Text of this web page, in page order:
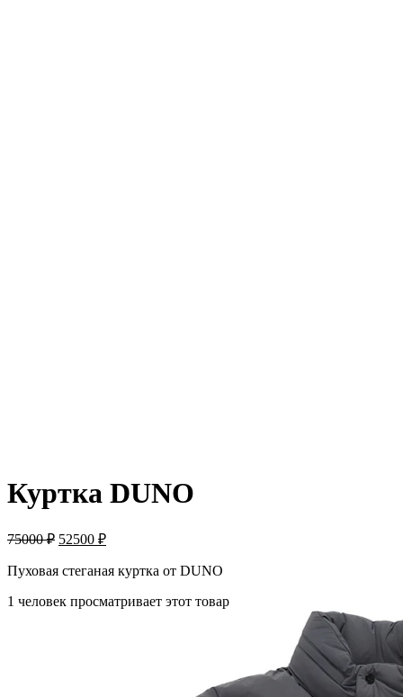
Куртка DUNO
75000₽ 52500 ₽
Пуховая стеганая куртка от DUNO
1 человек просматривает этот товар